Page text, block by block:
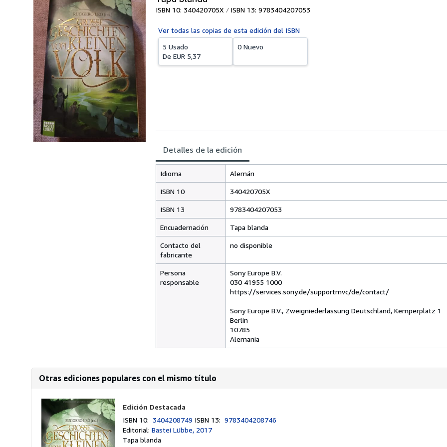
ISBN 10: 340420705X ISBN 13: 9783404207053
Ver todas las copias de esta edición del ISBN
5 Usado
De EUR 5,37
0 Nuevo
Detalles de la edición
Idioma Alemán
ISBN 10 340420705X
ISBN 13 9783404207053
Encuadernación Tapa blanda
Contacto del
fabricante
no disponible
Persona
responsable
Sony Europe B.V.
030 41955 1000
https://services.sony.de/supportmvc/de/contact/
Sony Europe B.V., Zweigniederlassung Deutschland, Kemperplatz 1
Berlin
10785
Alemania
Otras ediciones populares con el mismo título
Edición Destacada
ISBN 10: 3404208749 ISBN 13:9783404208746
Editorial:Bastei Lübbe, 2017
Tapa blanda